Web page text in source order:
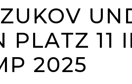
PLATZ 11
2025